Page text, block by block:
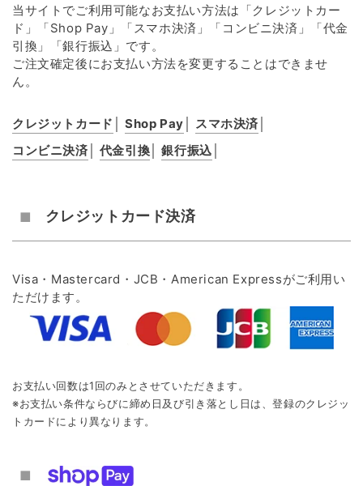
当サイトでご利用可能なお支払い方法は「クレジットカー
ド」「Shop Pay」「スマホ決済」「コンビニ決済」「代金
引換」「銀行振込」です。
ご注文確定後にお支払い方法を変更することはできませ
ん。
クレジットカード Shop Pay
スマホ決済
コンビニ決済
代金引換 銀行振込
クレジットカード決済
Visa・Mastercard・JCB・American Expressがご利用い
ただけます。
お支払い回数は1回のみとさせていただきます。
※お支払い条件ならびに締め日及び引き落とし日は、登録のクレジッ
トカードにより異なります。